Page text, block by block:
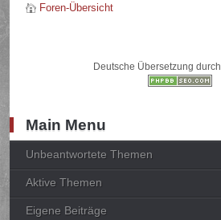
Foren-Übersicht
Deutsche Übersetzung durch
Main Menu
Unbeantwortete Themen
Aktive Themen
Eigene Beiträge